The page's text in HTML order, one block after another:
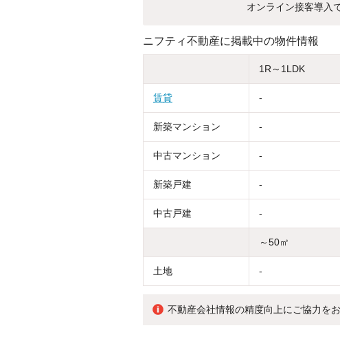
オンライン接客導入
ニフティ不動産に掲載中の物件情報
1R～1LDK
賃貸 -
新築マンション -
中古マンション -
新築戸建 -
中古戸建 -
～50㎡
土地 -
不動産会社情報の精度向上にご協力を